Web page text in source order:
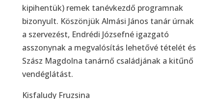
kipihentük) remek tanévkezdő programnak
bizonyult. Köszönjük Almási János tanár úrnak
a szervezést, Endrédi Józsefné igazgató
asszonynak a megvalósítás lehetővé tételét és
Szász Magdolna tanárnő családjának a kitűnő
vendéglátást.
Kisfaludy Fruzsina